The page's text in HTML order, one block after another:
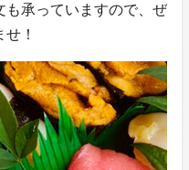
も承っていますので、ぜ
！